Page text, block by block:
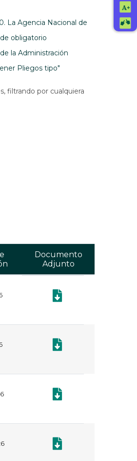
La Agencia Nacional de
obligatorio
la Administración
Pliegos tipo"
filtrando por cualquiera
Documento
Adjunto
Documento: Plan Anual
Documento: Plan Anual
Documento: Plan Anual
Documento: Acto